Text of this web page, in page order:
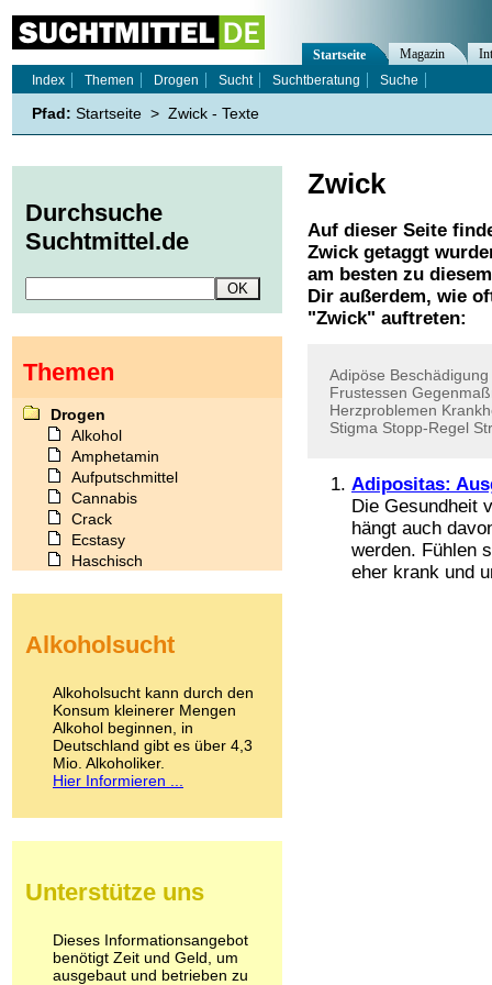
Zwick
Auf dieser Seite
Zwickgetaggt
am besten zu
Dir außerdem, wie
"Zwick" auftreten:
Adipöse Beschädigung
Frustessen
Herzproblemen
Stigma Stopp-Regel
Adipositas:
Die Gesundheit
hängt auch
werden. Fühlen
eher krank und
Startseite Magazin
Index
Themen Drogen Sucht Suchtberatung Suche
Pfad: Startseite > Zwick - Texte
Durchsuche
Suchtmittel.de
Themen
Drogen
Alkohol
Amphetamin
Aufputschmittel
Cannabis
Crack
Ecstasy
Haschisch
Kokain
LSD
Marihuana
Medikamente
Meskalin
Metamphetamin
Methadon
Pilze
Psychopharmaka
Schlafmittel
Schmerzmittel
Alkoholsucht
Alkoholsucht kann durch den
Konsum kleinerer Mengen
Alkohol beginnen, in
Deutschland gibt es über 4,3
Mio. Alkoholiker.
Hier Informieren ...
Unterstütze uns
Dieses Informationsangebot
benötigt Zeit und Geld, um
ausgebaut und betrieben zu